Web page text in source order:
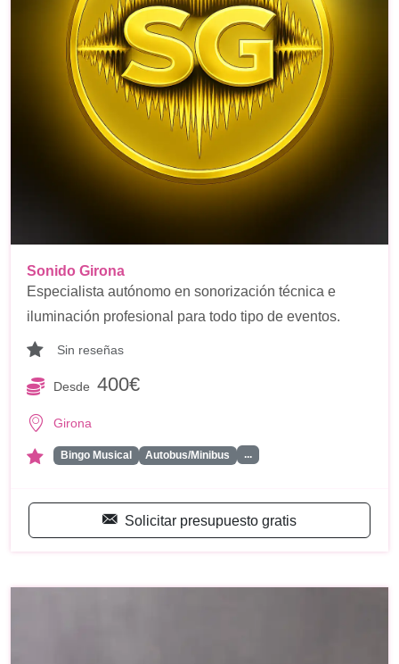
Sonido Girona
Especialista autónomo en sonorización técnica e
iluminación profesional para todo tipo de eventos.
Sin reseñas
Desde 400€
Girona
Bingo Musical Autobus/Minibus ...
Solicitar presupuesto gratis